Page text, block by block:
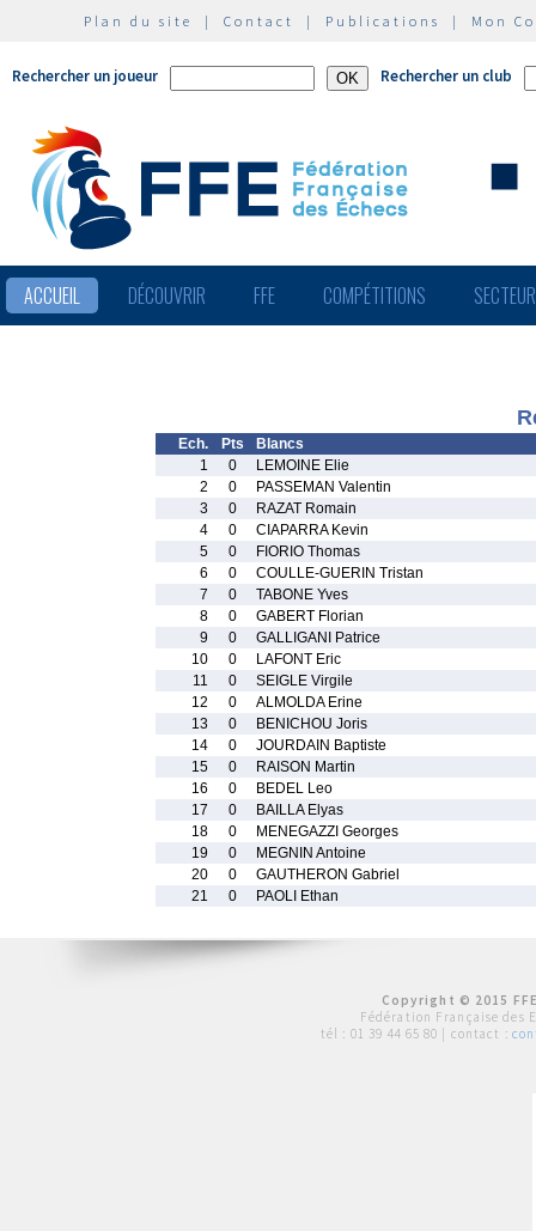
Plan du site | Contact | Publications | Mon
Rechercher un joueur Rechercher un club
ACCUEIL DÉCOUVRIR FFE COMPÉTITIONS
Ech. Pts
Blancs
1
0
LEMOINE Elie
2
0
PASSEMAN Valentin
3
0
RAZAT Romain
4
0
CIAPARRA Kevin
5
0
FIORIO Thomas
6
0
COULLE-GUERIN Tristan
7
0
TABONE Yves
8
0
GABERT Florian
9
0
GALLIGANI Patrice
10
0
LAFONT Eric
11
0
SEIGLE Virgile
12
0
ALMOLDA Erine
13
0
BENICHOU Joris
14
0
JOURDAIN Baptiste
15
0
RAISON Martin
16
0
BEDEL Leo
17
0
BAILLA Elyas
18
0
MENEGAZZI Georges
19
0
MEGNIN Antoine
20
0
GAUTHERON Gabriel
21
0 PAOLI Ethan
Copyright © 2015
Fédération Française des
tél : 01 39 44 65 80 | contact :